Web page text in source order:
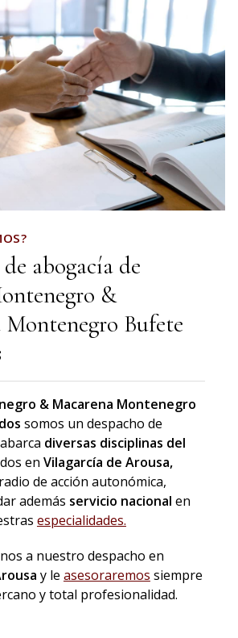
abogacía de
&
Montenegro Bufete
& Macarena Montenegro
somos un despacho de
diversas disciplinas del
en Vilagarcía de Arousa,
de acción autonómica,
además servicio nacional en
especialidades.
a nuestro despacho en
y le asesoraremos siempre
y total profesionalidad.